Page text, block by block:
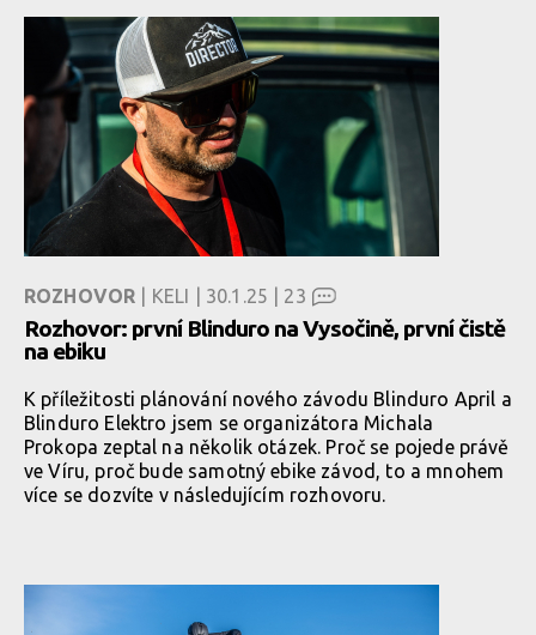
ROZHOVOR | KELI | 30.1.25 | 23
Rozhovor: první Blinduro na Vysočině, první čistě
na ebiku
K příležitosti plánování nového závodu Blinduro April a
Blinduro Elektro jsem se organizátora Michala
Prokopa zeptal na několik otázek. Proč se pojede právě
ve Víru, proč bude samotný ebike závod, to a mnohem
více se dozvíte v následujícím rozhovoru.